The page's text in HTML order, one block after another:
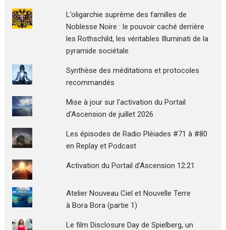
L’oligarchie suprême des familles de
Noblesse Noire : le pouvoir caché derrière
les Rothschild, les véritables Illuminati de la
pyramide sociétale
Synthèse des méditations et protocoles
recommandés
Mise à jour sur l'activation du Portail
d'Ascension de juillet 2026
Les épisodes de Radio Pléiades #71 à #80
en Replay et Podcast
Activation du Portail d'Ascension 12:21
Atelier Nouveau Ciel et Nouvelle Terre
à Bora Bora (partie 1)
Le film Disclosure Day de Spielberg, un